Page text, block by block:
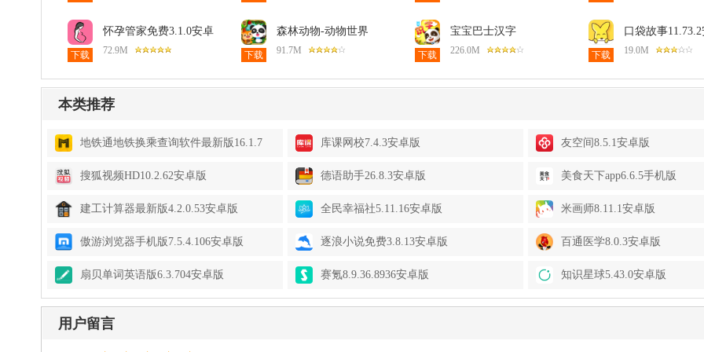
下载
怀孕管家免费3.1.0安卓
版
72.9M 下载
森林动物-动物世界
9.92.00.00安卓版
91.7M 下载
宝宝巴士汉字
9.91.22.11安卓版
226.0M 下载
口袋故事
19.0M
本类推荐
地铁通地铁换乘查询软件最新版16.1.7
安卓版
库课网校7.4.3安卓版 友空间8.5.1安卓版
搜狐视频HD10.2.62安卓版 德语助手26.8.3安卓版 美食天下app6.6.5手机版
建工计算器最新版4.2.0.53安卓版 全民幸福社5.11.16安卓版 米画师8.11.1安卓版
傲游浏览器手机版7.5.4.106安卓版 逐浪小说免费3.8.13安卓版 百通医学8.0.3安卓版
扇贝单词英语版6.3.704安卓版 赛氪8.9.36.8936安卓版 知识星球5.43.0安卓版
用户留言